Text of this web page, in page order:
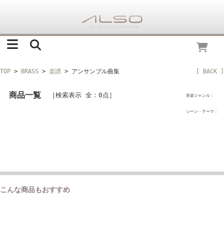
TOP > BRASS > 楽譜 > アンサンブル曲集 [ BACK ]
音楽ジャンル：
シーン・テーマ：
商品一覧 ［検索表示 全：0点］
こんな商品もおすすめ